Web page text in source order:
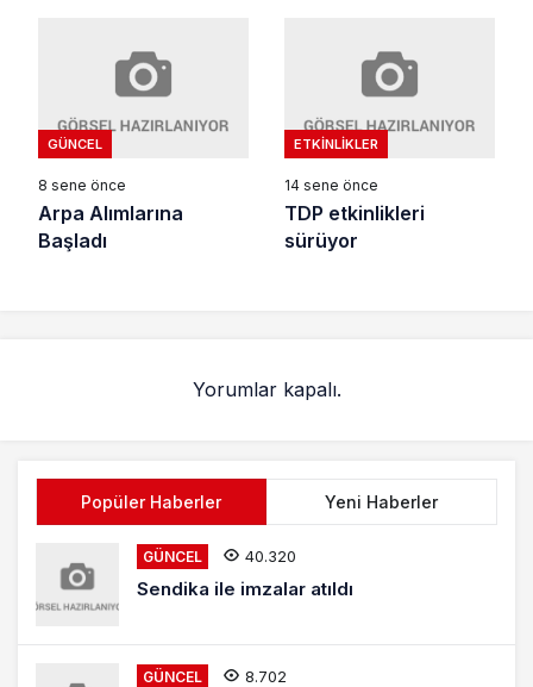
GÜNCEL
8 sene önce
Arpa Alımlarına
Başladı
ETKINLIKLER
14 sene önce
TDP etkinlikleri
sürüyor
Yorumlar kapalı.
Popüler Haberler Yeni Haberler
GÜNCEL 40.320
Sendika ile imzalar atıldı
GÜNCEL 8.702